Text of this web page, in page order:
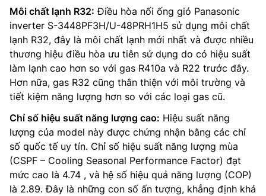
Môi chất lạnh R32: Điều hòa nối ống gió Panasonic
inverter S-3448PF3H/U-48PRH1H5 sử dụng môi chất
lạnh R32, đây là môi chất lạnh mới nhất và được nhiều
thương hiệu điều hòa ưu tiên sử dụng do có hiệu suất
làm lạnh cao hơn so với gas R410a và R22 trước đây.
Hơn nữa, gas R32 cũng thân thiện với môi trường và
tiết kiệm năng lượng hơn so với các loại gas cũ.
Chỉ số hiệu suất năng lượng cao: Hiệu suất năng
lượng của model này được chứng nhận bằng các chỉ
số quốc tế uy tín. Chỉ số hiệu suất năng lượng mùa
(CSPF – Cooling Seasonal Performance Factor) đạt
mức cao là 4.74 , và hệ số hiệu quả năng lượng (COP)
là 2.89. Đây là những con số ấn tượng, khẳng định khả